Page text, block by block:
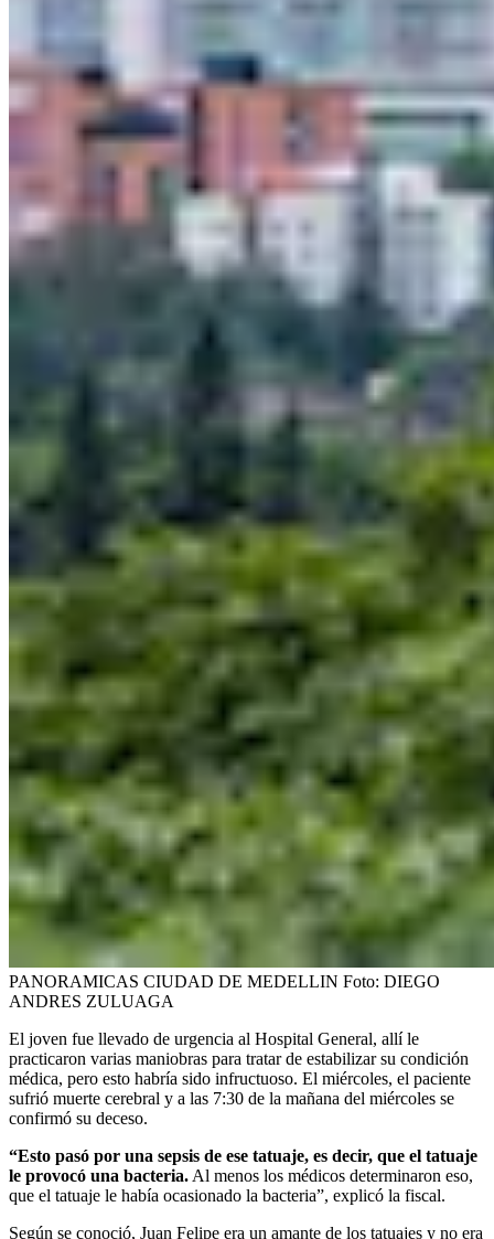
PANORAMICAS CIUDAD DE MEDELLIN Foto: DIEGO
ANDRES ZULUAGA
El joven fue llevado de urgencia al Hospital General, allí le
practicaron varias maniobras para tratar de estabilizar su condición
médica, pero esto habría sido infructuoso. El miércoles, el paciente
sufrió muerte cerebral y a las 7:30 de la mañana del miércoles se
confirmó su deceso.
“Esto pasó por una sepsis de ese tatuaje, es decir, que el tatuaje
le provocó una bacteria. Al menos los médicos determinaron eso,
que el tatuaje le había ocasionado la bacteria”, explicó la fiscal.
Según se conoció, Juan Felipe era un amante de los tatuajes y no era